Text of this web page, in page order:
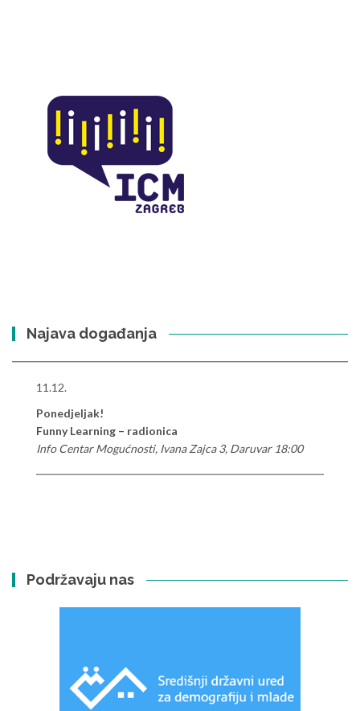
Najava događanja
11.12.
Ponedjeljak!
Funny Learning – radionica
Info Centar Mogućnosti, Ivana Zajca 3, Daruvar 18:00
Podržavaju nas